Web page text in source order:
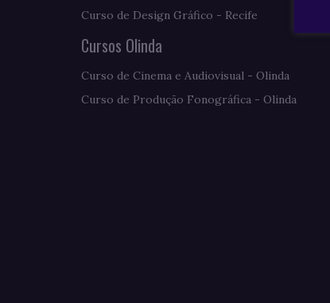
Curso de Design Gráfico - Recife
Cursos Olinda
Curso de Cinema e Audiovisual - Olinda
Curso de Produção Fonográfica - Olinda